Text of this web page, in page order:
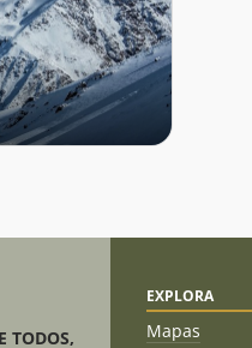
Prado
Antonio
Valdés
Baez
TODOS,
EXPLORA
Mapas